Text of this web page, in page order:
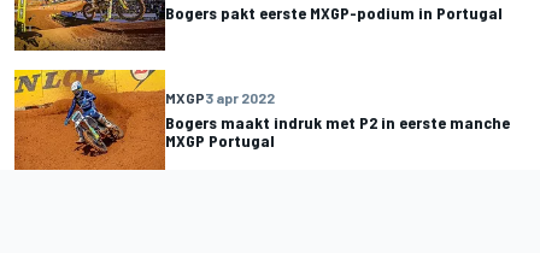
Bogers pakt eerste MXGP-podium in Portugal
MXGP3 apr 2022
Bogers maakt indruk met P2 in eerste manche
MXGP Portugal